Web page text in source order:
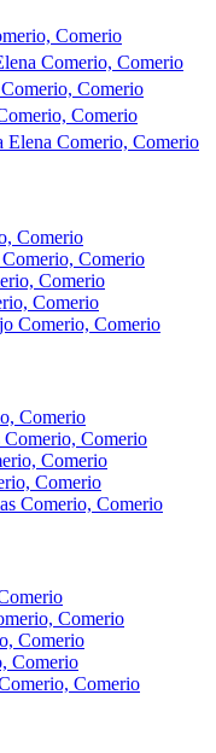
Comerio
Comerio, Comerio
Comerio
Comerio
Comerio, Comerio
Comerio
Comerio
Comerio
Comerio
Comerio, Comerio
Comerio
Comerio, Comerio
Comerio
Comerio
Comerio, Comerio
Comerio
Comerio
Comerio
Comerio